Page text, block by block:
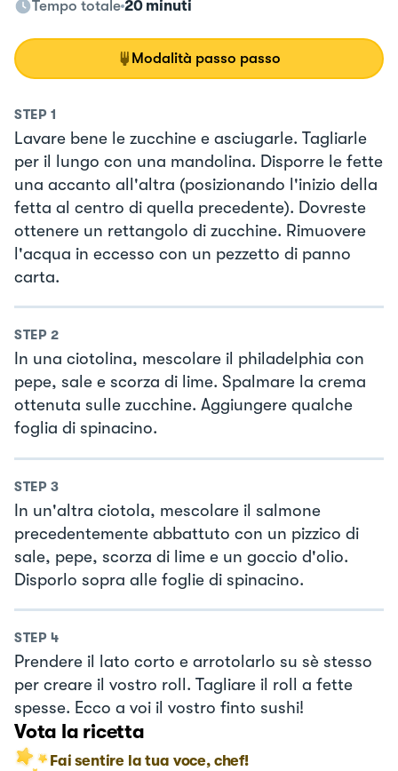
Tempo totale 20 minuti
Modalità passo passo
STEP 1
Lavare bene le zucchine e asciugarle. Tagliarle
per il lungo con una mandolina. Disporre le fette
una accanto all'altra (posizionando l'inizio della
fetta al centro di quella precedente). Dovreste
ottenere un rettangolo di zucchine. Rimuovere
l'acqua in eccesso con un pezzetto di panno
carta.
STEP 2
In una ciotolina, mescolare il philadelphia con
pepe, sale e scorza di lime. Spalmare la crema
ottenuta sulle zucchine. Aggiungere qualche
foglia di spinacino.
STEP 3
In un'altra ciotola, mescolare il salmone
precedentemente abbattuto con un pizzico di
sale, pepe, scorza di lime e un goccio d'olio.
Disporlo sopra alle foglie di spinacino.
STEP 4
Prendere il lato corto e arrotolarlo su sè stesso
per creare il vostro roll. Tagliare il roll a fette
spesse. Ecco a voi il vostro finto sushi!
Vota la ricetta
Fai sentire la tua voce, chef!